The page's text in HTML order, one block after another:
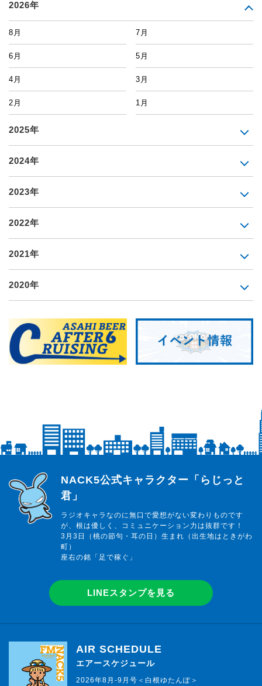
2026年
8月 7月
6月 5月
4月 3月
2月 1月
2025年
2024年
2023年
2022年
2021年
2020年
らじっと君
NACK5公式キャラクター「らじっと
君」
ラジオキャラなのに無口で愛想がない変わりものです
が、根は優しく、コミュニケーション力は抜群です！
3月3日（桃の節句・耳の日）生まれ（出生地はときがわ
町）
座右の銘「足で稼ぐ」
LINEスタンプを見る
AIR SCHEDULE
エアースケジュール
2026年8月-9月号＜白根ゆたんぽ＞